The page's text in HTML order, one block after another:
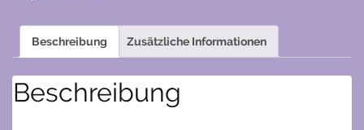
Beschreibung Zusätzliche Informationen
Beschreibung